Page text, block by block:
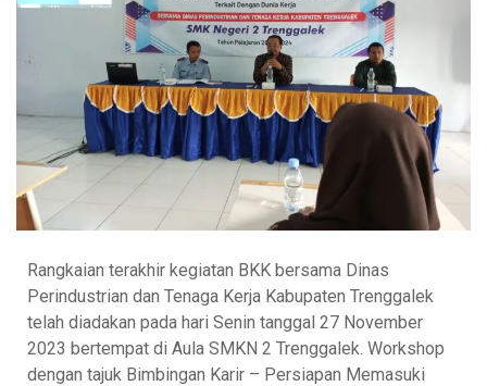
Rangkaian terakhir kegiatan BKK bersama Dinas
Perindustrian dan Tenaga Kerja Kabupaten Trenggalek
telah diadakan pada hari Senin tanggal 27 November
2023 bertempat di Aula SMKN 2 Trenggalek. Workshop
dengan tajuk Bimbingan Karir – Persiapan Memasuki